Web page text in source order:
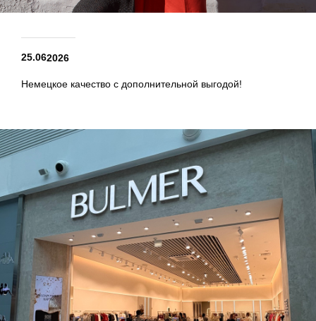
25.062026
Немецкое качество с дополнительной выгодой!